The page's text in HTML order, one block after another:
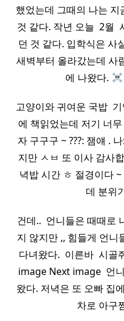
했었는데 그때의 나는
것 같다. 작년 오늘 ​ 2월
던 것 같다. 입학식은 사
새벽부터 올라갔는데 사
에 나왔다.
고양이와 귀여운 국밥
에 책읽었는데 저기 너
자 구구구 ~ ???: 잼얘 .
지만 ㅅㅂ 또 이사 감사
녁밥 시간 ㅎ 절경이다
데 분위
건데.. ​ 언니들은 때때로
지 않지만 ,, 힘들게 언니
다녀왔다. ​ 이른바 ​ 시골
image Next image ​ 언
왔다. 저녁은 또 오빠 집
차로 아구